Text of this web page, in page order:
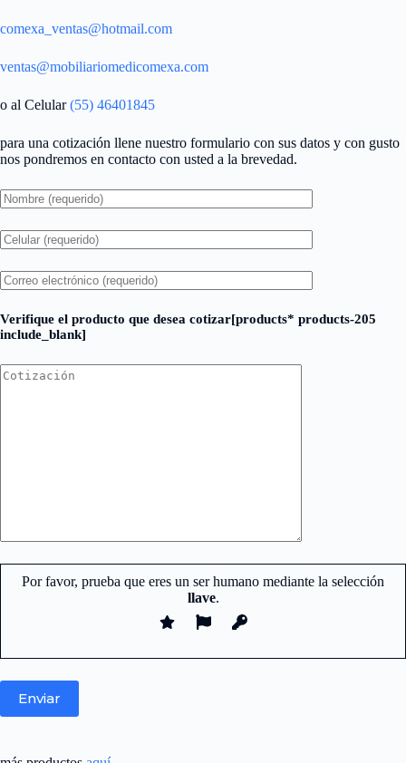
comexa_ventas@hotmail.com
ventas@mobiliariomedicomexa.com
o al Celular(55) 46401845
para una cotización llene nuestro formulario con sus datos y con gusto
nos pondremos en contacto con usted a la brevedad.
Verifique el producto que desea cotizar[products* products-205
include_blank]
Por favor, prueba que eres un ser humano mediante la selección
llave.